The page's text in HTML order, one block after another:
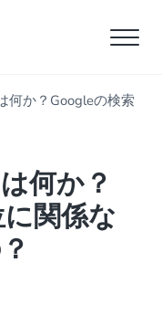
何か？Googleの検索
何か？
関係な